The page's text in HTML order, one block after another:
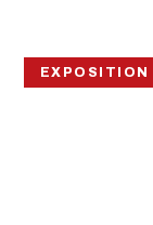
EXPOSITION